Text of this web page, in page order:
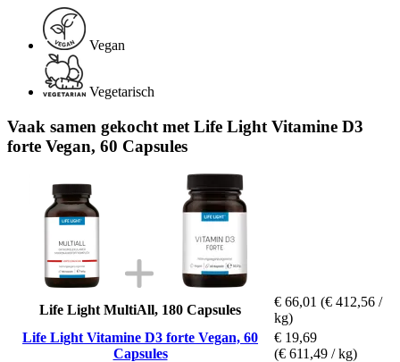
Vegan
Vegetarisch
Vaak samen gekocht met Life Light Vitamine D3
forte Vegan, 60 Capsules
Life Light MultiAll, 180 Capsules
€ 66,01 (€ 412,56 /
kg)
Life Light Vitamine D3 forte Vegan, 60
Capsules
€ 19,69
(€ 611,49 / kg)